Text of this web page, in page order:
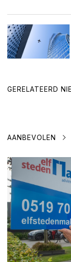
GERELATEERD
AANBEVOLEN